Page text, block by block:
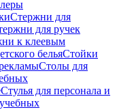
Стержни для
для ручек
к клеевым
бельяСтойки
Столы для
Стулья для персонала и